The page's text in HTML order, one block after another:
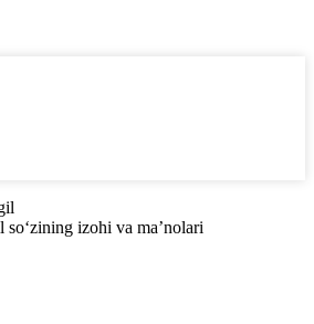
so‘zining izohi va ma’nolari